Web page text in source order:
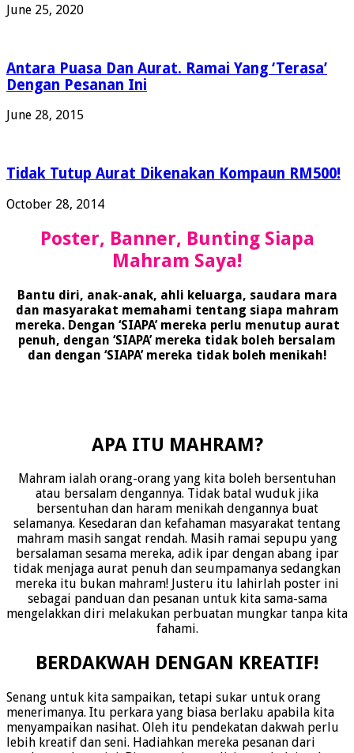
June 25, 2020
Antara Puasa Dan Aurat. Ramai Yang ‘Terasa’
Dengan Pesanan Ini
June 28, 2015
Tidak Tutup Aurat Dikenakan Kompaun RM500!
October 28, 2014
Poster, Banner, Bunting Siapa
Mahram Saya!
Bantu diri, anak-anak, ahli keluarga, saudara mara
dan masyarakat memahami tentang siapa mahram
mereka. Dengan ‘SIAPA’ mereka perlu menutup aurat
penuh, dengan ‘SIAPA’ mereka tidak boleh bersalam
dan dengan ‘SIAPA’ mereka tidak boleh menikah!
APA ITU MAHRAM?
Mahram ialah orang-orang yang kita boleh bersentuhan
atau bersalam dengannya. Tidak batal wuduk jika
bersentuhan dan haram menikah dengannya buat
selamanya. Kesedaran dan kefahaman masyarakat tentang
mahram masih sangat rendah. Masih ramai sepupu yang
bersalaman sesama mereka, adik ipar dengan abang ipar
tidak menjaga aurat penuh dan seumpamanya sedangkan
mereka itu bukan mahram! Justeru itu lahirlah poster ini
sebagai panduan dan pesanan untuk kita sama-sama
mengelakkan diri melakukan perbuatan mungkar tanpa kita
fahami.
BERDAKWAH DENGAN KREATIF!
Senang untuk kita sampaikan, tetapi sukar untuk orang
menerimanya. Itu perkara yang biasa berlaku apabila kita
menyampaikan nasihat. Oleh itu pendekatan dakwah perlu
lebih kreatif dan seni. Hadiahkan mereka pesanan dari